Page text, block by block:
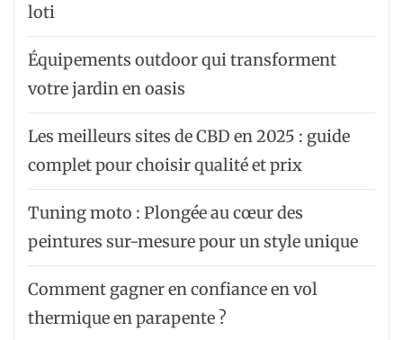
loti
Équipements outdoor qui transforment
votre jardin en oasis
Les meilleurs sites de CBD en 2025 : guide
complet pour choisir qualité et prix
Tuning moto : Plongée au cœur des
peintures sur-mesure pour un style unique
Comment gagner en confiance en vol
thermique en parapente ?